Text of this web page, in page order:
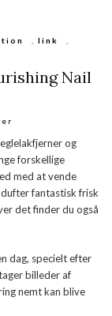
link
Nail
og
forskellige
med at vende
fantastisk frisk
det finder du også
dag, specielt efter
billeder af
nemt kan blive